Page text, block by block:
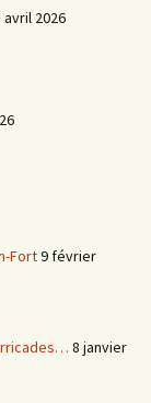
avril 2026
Fort9 février
8 janvier